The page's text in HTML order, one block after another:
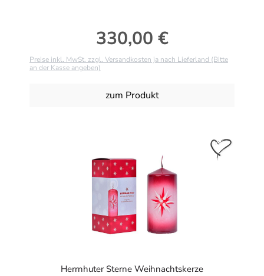
Regulärer Preis:
330,00 €
Preise inkl. MwSt. zzgl. Versandkosten ja nach Lieferland (Bitte
an der Kasse angeben)
zum Produkt
Herrnhuter Sterne Weihnachtskerze